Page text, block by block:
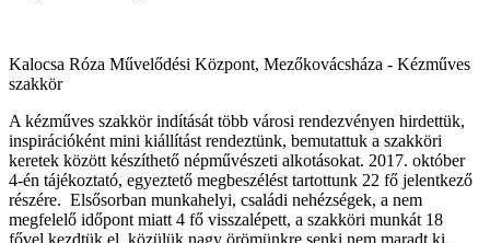
Kalocsa Róza Művelődési Központ, Mezőkovácsháza - Kézműves
szakkör
A kézműves szakkör indítását több városi rendezvényen hirdettük,
inspirációként mini kiállítást rendeztünk, bemutattuk a szakköri
keretek között készíthető népművészeti alkotásokat. 2017. október
4-én tájékoztató, egyeztető megbeszélést tartottunk 22 fő jelentkező
részére. Elsősorban munkahelyi, családi nehézségek, a nem
megfelelő időpont miatt 4 fő visszalépett, a szakköri munkát 18
fővel kezdtük el, közülük nagy örömünkre senki nem maradt ki.